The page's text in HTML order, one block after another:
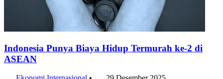
Indonesia Punya Biaya Hidup Termurah ke-2 di
ASEAN